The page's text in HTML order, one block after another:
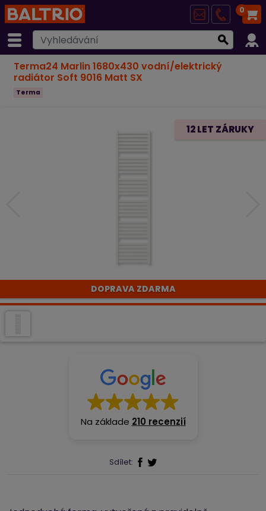
0
Terma24 Marlin 1680x430 vodní/elektrický
radiátor Soft 9016 Matt SX
Terma
Sdílet:
Na základe 210 recenzií
DOPRAVA ZDARMA
12 LET ZÁRUKY